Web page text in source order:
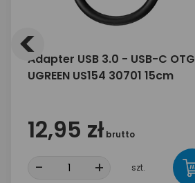
Adapter USB 3.0 - USB-C OTG
UGREEN US154 30701 15cm
12,95 zł brutto
- + szt.
<